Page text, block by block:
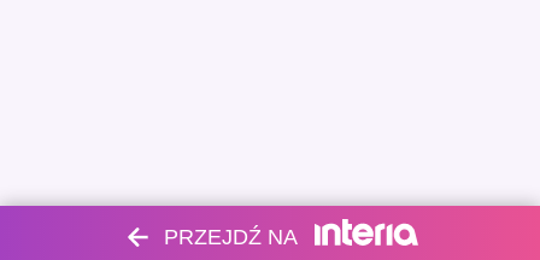
PRZEJDŹ NA